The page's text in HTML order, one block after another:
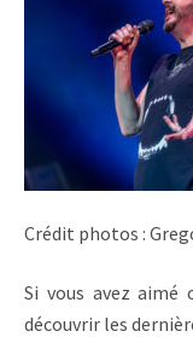
Crédit photos :
Si vous avez
découvrir les